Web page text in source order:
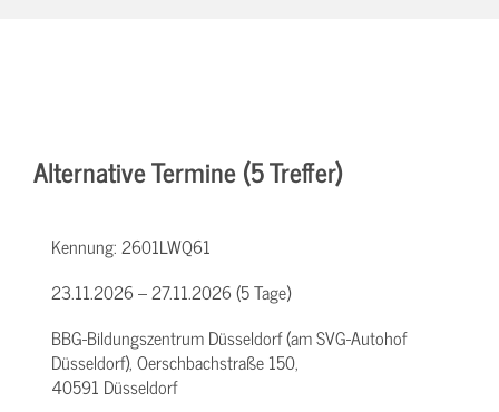
Alternative Termine (5 Treffer)
Kennung:2601LWQ61
23.11.2026 – 27.11.2026 (5 Tage)
BBG-Bildungszentrum Düsseldorf (am SVG-Autohof
Düsseldorf), Oerschbachstraße 150,
40591 Düsseldorf